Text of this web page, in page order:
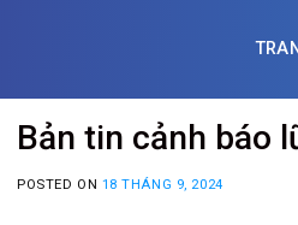
Bản tin cảnh báo
POSTED ON 18 THÁNG 9, 2024